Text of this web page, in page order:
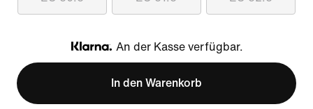
Klarna
An der Kasse verfügbar.
In den Warenkorb